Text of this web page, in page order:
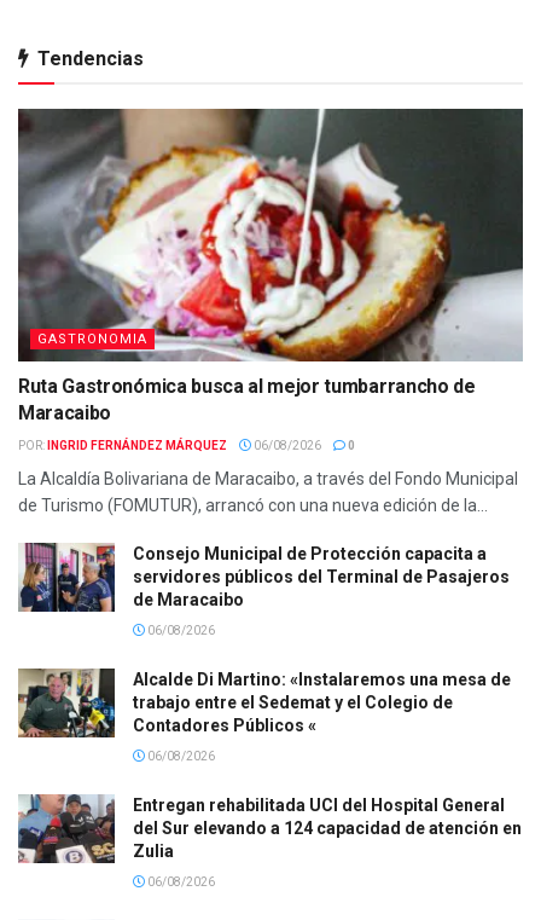
Tendencias
GASTRONOMIA
Ruta Gastronómica busca al mejor tumbarrancho de
Maracaibo
POR: INGRID FERNÁNDEZ MÁRQUEZ 06/08/2026 0
La Alcaldía Bolivariana de Maracaibo, a través del Fondo Municipal
de Turismo (FOMUTUR), arrancó con una nueva edición de la...
Consejo Municipal de Protección capacita a
servidores públicos del Terminal de Pasajeros
de Maracaibo
06/08/2026
Alcalde Di Martino: «Instalaremos una mesa de
trabajo entre el Sedemat y el Colegio de
Contadores Públicos «
06/08/2026
Entregan rehabilitada UCI del Hospital General
del Sur elevando a 124 capacidad de atención en
Zulia
06/08/2026